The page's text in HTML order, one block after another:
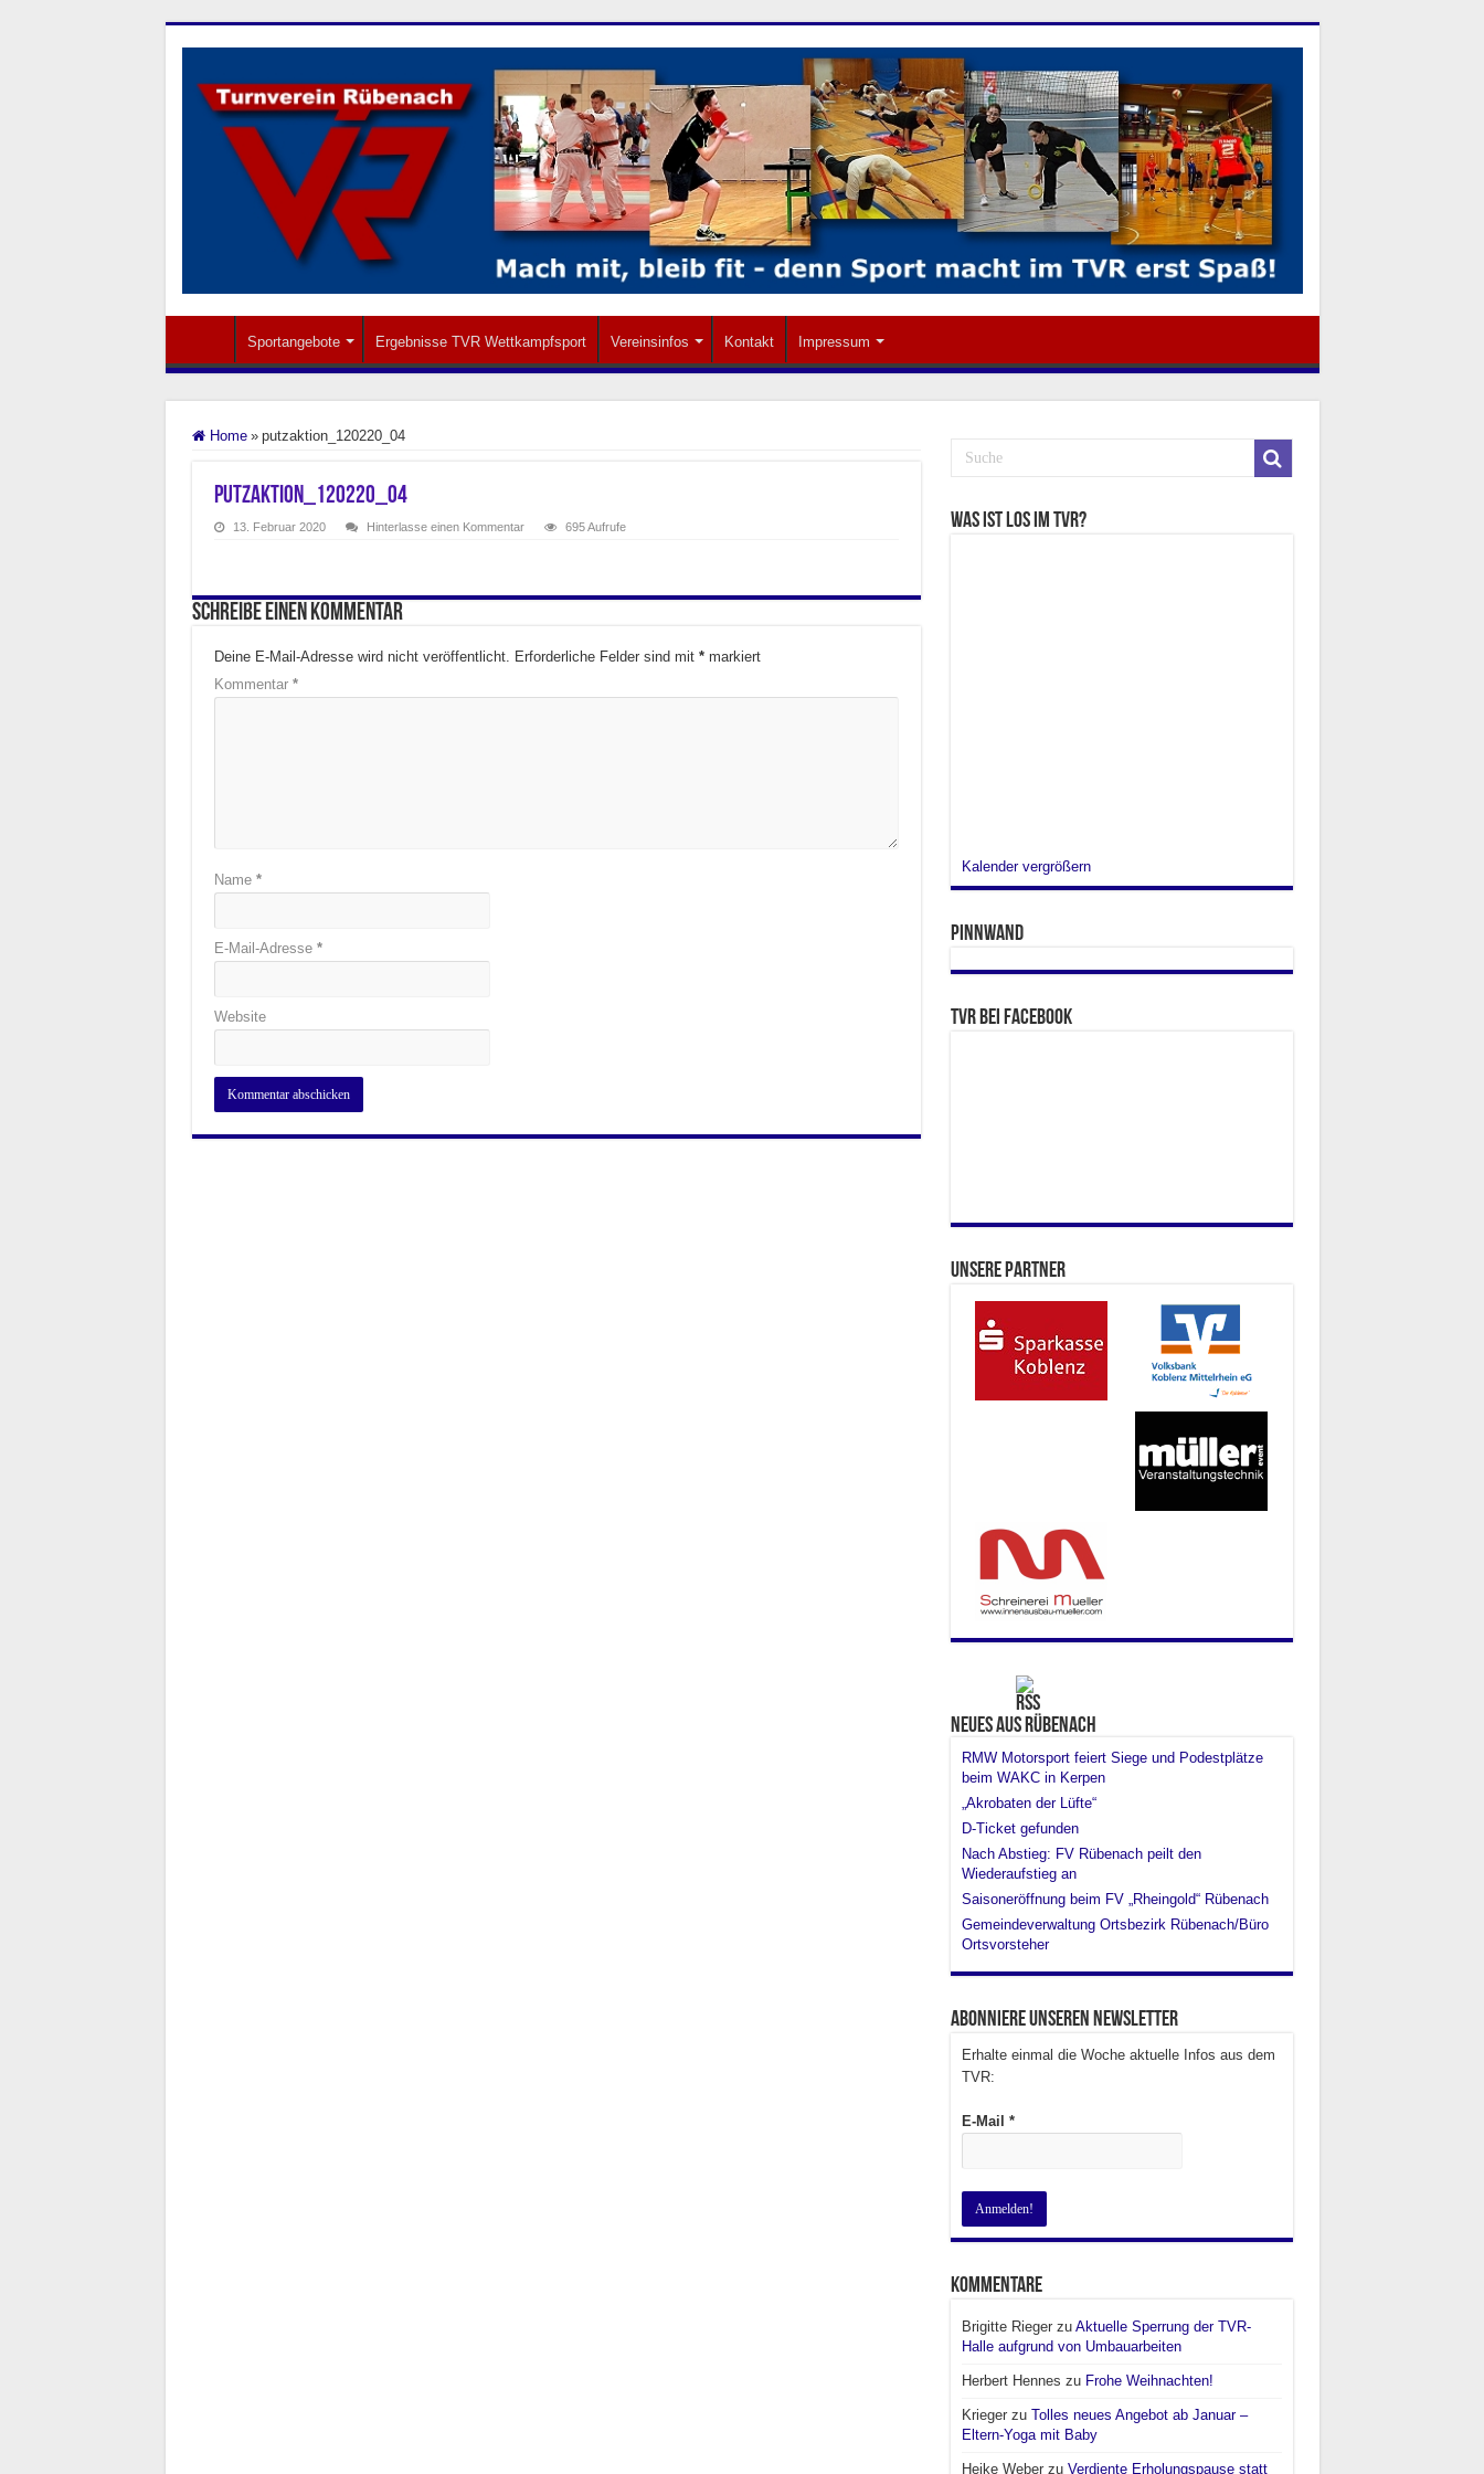
Sportangebote Ergebnisse TVR Wettkampfsport Vereinsinfos Kontakt Impressum
Home » putzaktion_120220_04
putzaktion_120220_04
13. Februar 2020 Hinterlasse einen Kommentar 695 Aufrufe
Schreibe einen Kommentar
Deine E-Mail-Adresse wird nicht veröffentlicht. Erforderliche Felder sind mit *markiert
Kommentar *
Name *
E-Mail-Adresse *
Website
Was ist los im TVR?
Kalender vergrößern
Pinnwand
TVR bei facebook
Unsere Partner
Neues aus Rübenach
RMW Motorsport feiert Siege und Podestplätze
beim WAKC in Kerpen
„Akrobaten der Lüfte“
D-Ticket gefunden
Nach Abstieg: FV Rübenach peilt den
Wiederaufstieg an
Saisoneröffnung beim FV „Rheingold“ Rübenach
Gemeindeverwaltung Ortsbezirk Rübenach/Büro
Ortsvorsteher
Abonniere unseren Newsletter
Erhalte einmal die Woche aktuelle Infos aus dem
TVR:
E-Mail *
Kommentare
Brigitte Riegerzu Aktuelle Sperrung der TVR-
Halle aufgrund von Umbauarbeiten
Herbert Hennes zu Frohe Weihnachten!
Kriegerzu Tolles neues Angebot ab Januar –
Eltern-Yoga mit Baby
Heike Weberzu Verdiente Erholungspause statt